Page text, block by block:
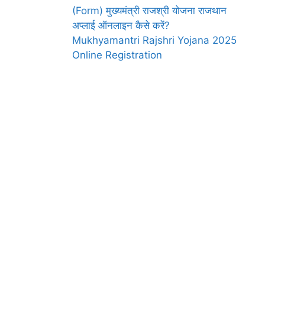
(Form) मुख्यमंत्री राजश्री योजना राजथान
अप्लाई ऑनलाइन कैसे करें?
Mukhyamantri Rajshri Yojana 2025
Online Registration